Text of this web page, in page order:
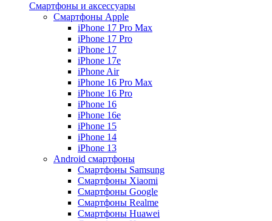
Смартфоны и аксессуары
Смартфоны Apple
iPhone 17 Pro Max
iPhone 17 Pro
iPhone 17
iPhone 17e
iPhone Air
iPhone 16 Pro Max
iPhone 16 Pro
iPhone 16
iPhone 16e
iPhone 15
iPhone 14
iPhone 13
Android cмартфоны
Смартфоны Samsung
Смартфоны Xiaomi
Смартфоны Google
Смартфоны Realme
Смартфоны Huawei